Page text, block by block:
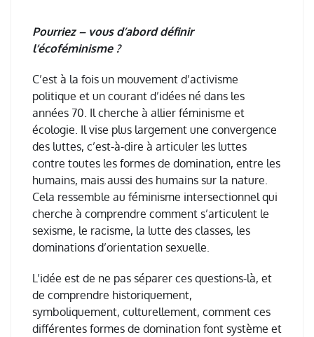
Pourriez – vous d’abord définir
l’écoféminisme ?
C’est à la fois un mouvement d’activisme
politique et un courant d’idées né dans les
années 70. Il cherche à allier féminisme et
écologie. Il vise plus largement une convergence
des luttes, c’est-à-dire à articuler les luttes
contre toutes les formes de domination, entre les
humains, mais aussi des humains sur la nature.
Cela ressemble au féminisme intersectionnel qui
cherche à comprendre comment s’articulent le
sexisme, le racisme, la lutte des classes, les
dominations d’orientation sexuelle.
L’idée est de ne pas séparer ces questions-là, et
de comprendre historiquement,
symboliquement, culturellement, comment ces
différentes formes de domination font système et